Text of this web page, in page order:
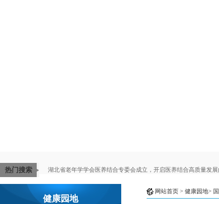
热门搜索 湖北省老年学学会医养结合专委会成立，开启医养结合高质量发
健康园地
网站首页 > 健康园地>